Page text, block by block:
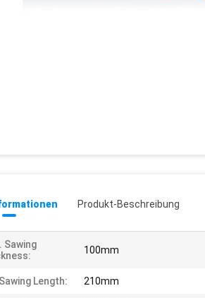
Produkt-Beschreibung
Sawing
100mm
Length: 210mm